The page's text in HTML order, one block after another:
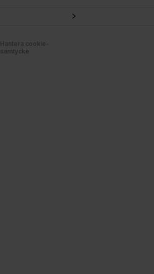
Hantera cookie-
samtycke